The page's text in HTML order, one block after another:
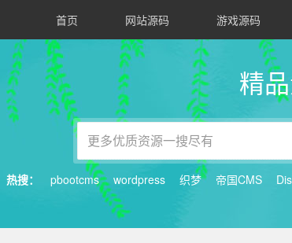
首页 网站源码 游戏源码
精
热搜： pbootcms wordpress 织梦 帝国CMS